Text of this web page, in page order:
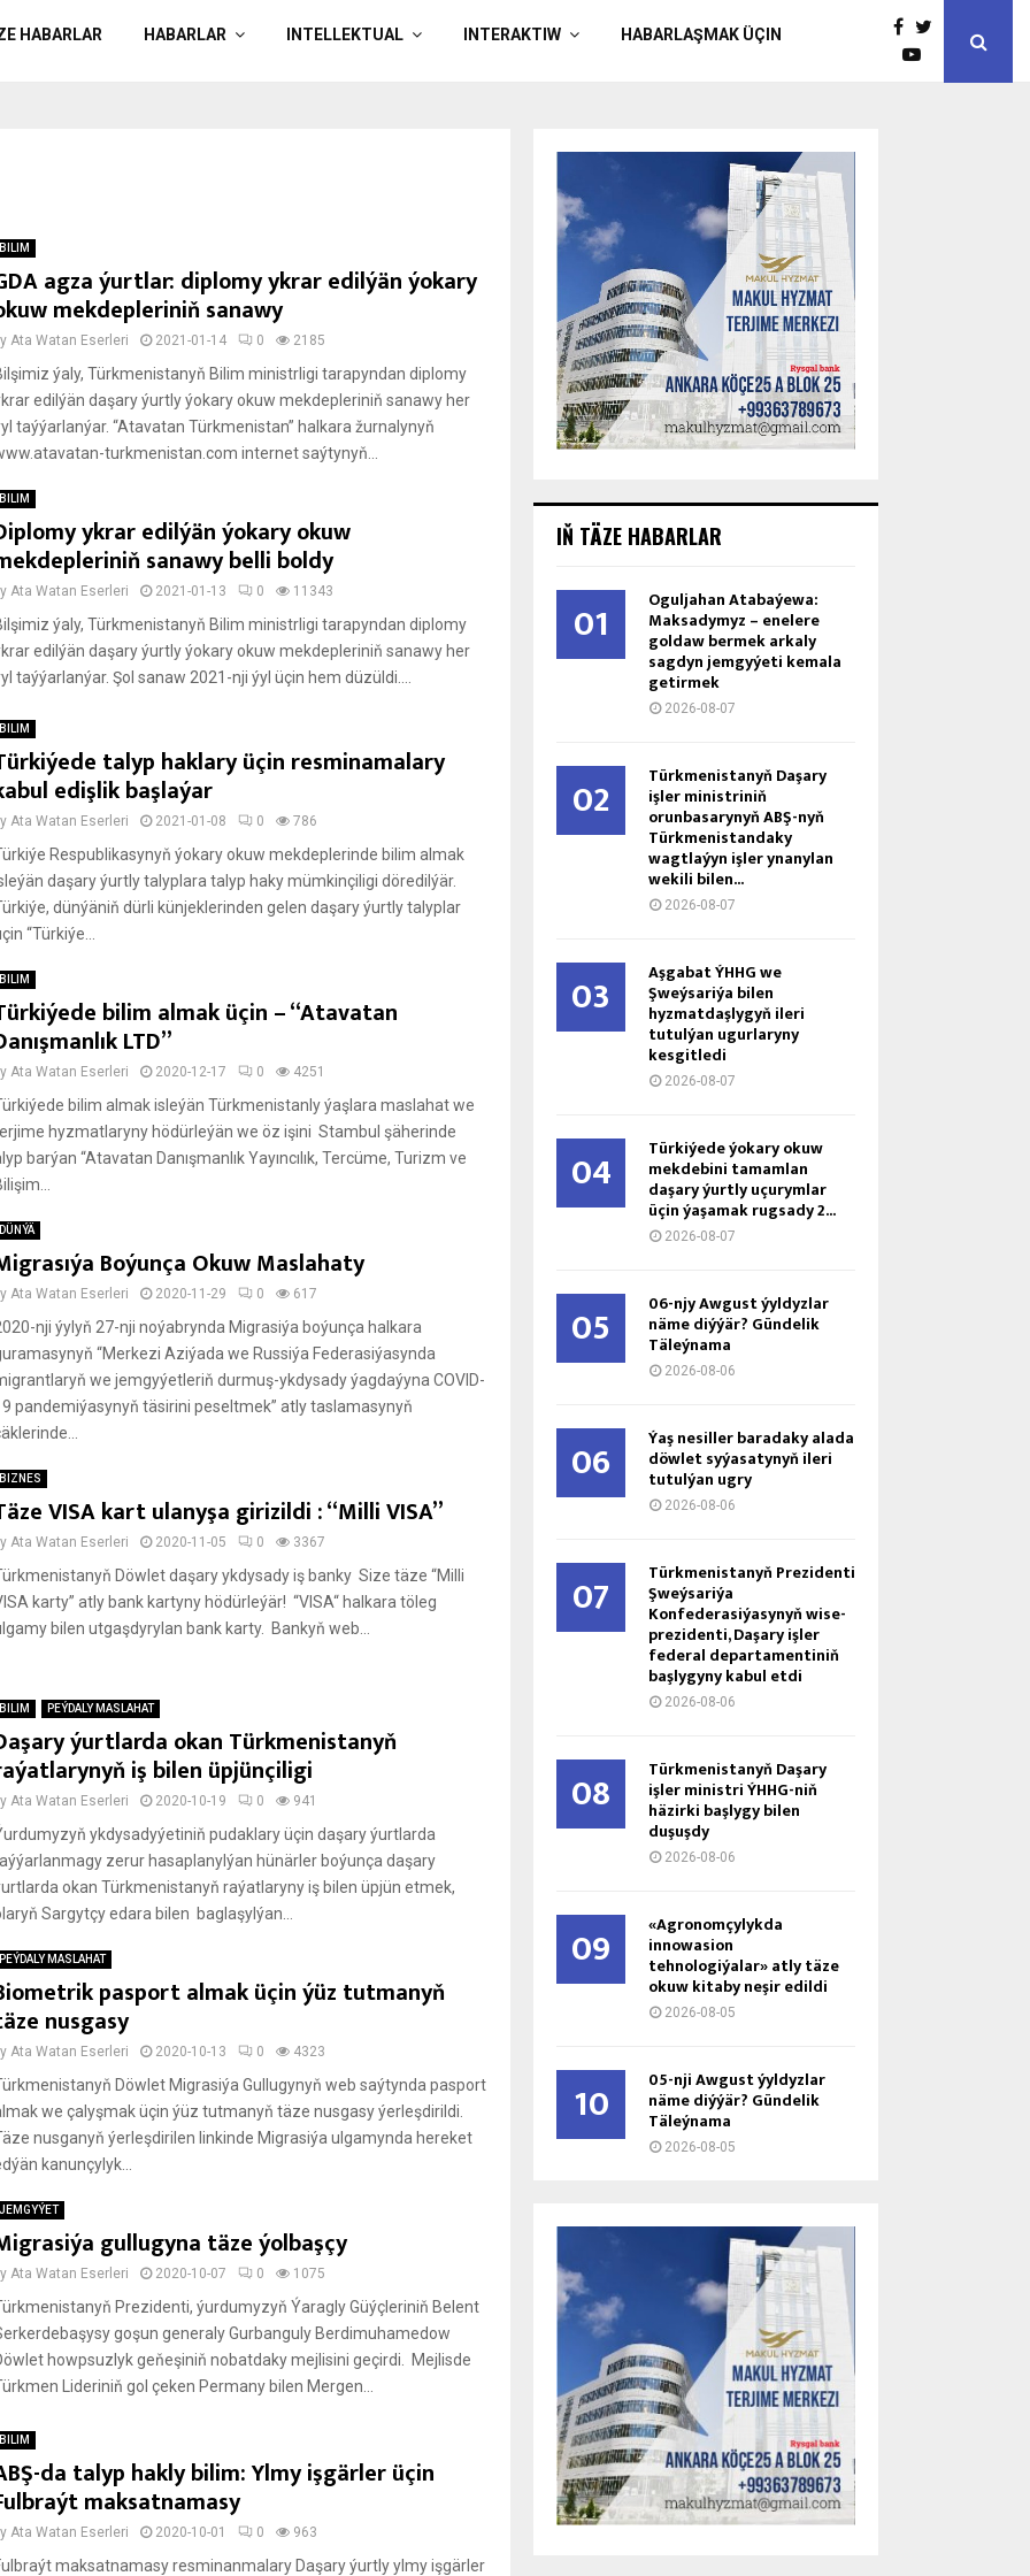
HABARLAR HABARLAR INTELLEKTUAL INTERAKTIW HABARLAŞMAK ÜÇIN
BILIM
agza ýurtlar: diplomy ykrar edilýän ýokary
mekdepleriniň sanawy
Ata Watan Eserleri 2021-01-14 0 2185
ýaly, Türkmenistanyň Bilim ministrligi tarapyndan diplomy
edilýän daşary ýurtly ýokary okuw mekdepleriniň sanawy her
taýýarlanýar. “Atavatan Türkmenistan” halkara žurnalynyň
turkmenistan.com internet saýtynyň...
BILIM
ykrar edilýän ýokary okuw
sanawy belli boldy
Ata Watan Eserleri 2021-01-13 0 11343
ýaly, Türkmenistanyň Bilim ministrligi tarapyndan diplomy
edilýän daşary ýurtly ýokary okuw mekdepleriniň sanawy her
taýýarlanýar. Şol sanaw 2021-nji ýyl üçin hem düzüldi....
BILIM
talyp haklary üçin resminamalary
edişlik başlaýar
Ata Watan Eserleri 2021-01-08 0 786
Respublikasynyň ýokary okuw mekdeplerinde bilim almak
daşary ýurtly talyplara talyp haky mümkinçiligi döredilýär.
dünýäniň dürli künjeklerinden gelen daşary ýurtly talyplar
“Türkiýe...
BILIM
bilim almak üçin – “Atavatan
LTD”
Ata Watan Eserleri 2020-12-17 0 4251
bilim almak isleýän Türkmenistanly ýaşlara maslahat we
hyzmatlaryny hödürleýän we öz işini Stambul şäherinde
barýan “Atavatan Danışmanlık Yayıncılık, Tercüme, Turizm ve
DÜNÝÄ
Boýunça Okuw Maslahaty
Ata Watan Eserleri 2020-11-29 0 617
nji ýylyň 27-nji noýabrynda Migrasiýa boýunça halkara
“Merkezi Aziýada we Russiýa Federasiýasynda
we jemgyýetleriň durmuş-ykdysady ýagdaýyna COVID-
pandemiýasynyň täsirini peseltmek” atly taslamasynyň
BIZNES
VISA kart ulanyşa girizildi : “Milli VISA”
Ata Watan Eserleri 2020-11-05 0 3367
Döwlet daşary ykdysady iş banky Size täze “Milli
karty” atly bank kartyny hödürleýär! “VISA“ halkara töleg
bilen utgaşdyrylan bank karty. Bankyň web...
BILIM PEÝDALY MASLAHAT
ýurtlarda okan Türkmenistanyň
iş bilen üpjünçiligi
Ata Watan Eserleri 2020-10-19 0 941
ykdysadyýetiniň pudaklary üçin daşary ýurtlarda
zerur hasaplanylýan hünärler boýunça daşary
okan Türkmenistanyň raýatlaryny iş bilen üpjün etmek,
Sargytçy edara bilen baglaşylýan...
PEÝDALY MASLAHAT
pasport almak üçin ýüz tutmanyň
nusgasy
Ata Watan Eserleri 2020-10-13 0 4323
Döwlet Migrasiýa Gullugynyň web saýtynda pasport
we çalyşmak üçin ýüz tutmanyň täze nusgasy ýerleşdirildi.
nusganyň ýerleşdirilen linkinde Migrasiýa ulgamynda hereket
kanunçylyk...
JEMGYÝET
gullugyna täze ýolbaşçy
Ata Watan Eserleri 2020-10-07 0 1075
Prezidenti, ýurdumyzyň Ýaragly Güýçleriniň Belent
goşun generaly Gurbanguly Berdimuhamedow
howpsuzlyk geňeşiniň nobatdaky mejlisini geçirdi. Mejlisde
Lideriniň gol çeken Permany bilen Mergen...
BILIM
da talyp hakly bilim: Ylmy işgärler üçin
maksatnamasy
Ata Watan Eserleri 2020-10-01 0 963
maksatnamasy resminanmalary Daşary ýurtly ylmy işgärler
IŇ TÄZE HABARLAR
01 Oguljahan Atabaýewa:
Maksadymyz – enelere
goldaw bermek arkaly
sagdyn jemgyýeti kemala
getirmek
2026-08-07
02 Türkmenistanyň Daşary
işler ministriniň
orunbasarynyň ABŞ-nyň
Türkmenistandaky
wagtlaýyn işler ynanylan
wekili bilen...
2026-08-07
03 Aşgabat ÝHHG we
Şweýsariýa bilen
hyzmatdaşlygyň ileri
tutulýan ugurlaryny
kesgitledi
2026-08-07
04 Türkiýede ýokary okuw
mekdebini tamamlan
daşary ýurtly uçurymlar
üçin ýaşamak rugsady 2...
2026-08-07
05 06-njy Awgust ýyldyzlar
näme diýýär? Gündelik
Täleýnama
2026-08-06
06 Ýaş ne­sil­ler ba­ra­da­ky ala­da
döw­let sy­ýa­sa­ty­nyň ile­ri
tu­tul­ýan ug­ry
2026-08-06
07 Türkmenistanyň Prezidenti
Şweýsariýa
Konfederasiýasynyň wise-
prezidenti, Daşary işler
federal departamentiniň
başlygyny kabul etdi
2026-08-06
08 Türkmenistanyň Daşary
işler ministri ÝHHG-niň
häzirki başlygy bilen
duşuşdy
2026-08-06
09 «Agronomçylykda
innowasion
tehnologiýalar» atly täze
okuw kitaby neşir edildi
2026-08-05
10 05-nji Awgust ýyldyzlar
näme diýýär? Gündelik
Täleýnama
2026-08-05